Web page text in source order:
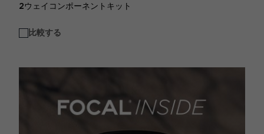
2ウェイコンポーネントキット
比較する